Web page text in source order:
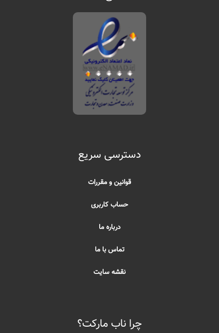
دسترسی سریع
قوانین و مقررات
حساب کاربری
درباره ما
تماس با ما
نقشه سایت
چرا ناب مارکت؟